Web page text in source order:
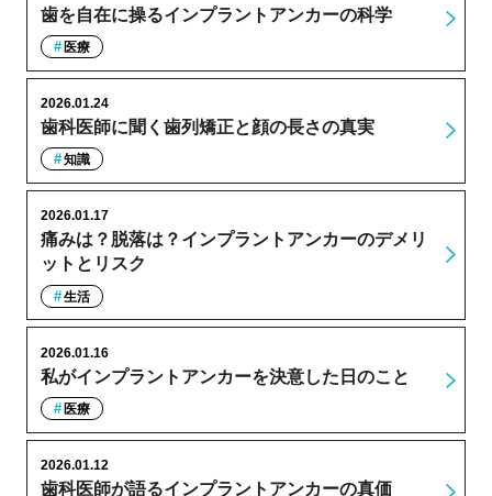
歯を自在に操るインプラントアンカーの科学
医療
歯科医師に聞く歯列矯正と顔の長さの真実
2026.01.24
知識
痛みは？脱落は？インプラントアンカーのデメリ
ットとリスク
2026.01.17
生活
私がインプラントアンカーを決意した日のこと
2026.01.16
医療
歯科医師が語るインプラントアンカーの真価
2026.01.12